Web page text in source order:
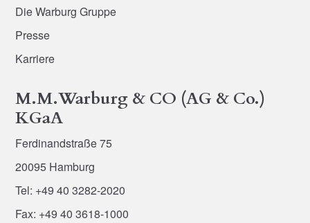
Die Warburg Gruppe
Presse
Karriere
M.M.Warburg & CO (AG & Co.)
KGaA
Ferdinandstraße 75
20095 Hamburg
Tel: +49 40 3282-2020
Fax: +49 40 3618-1000